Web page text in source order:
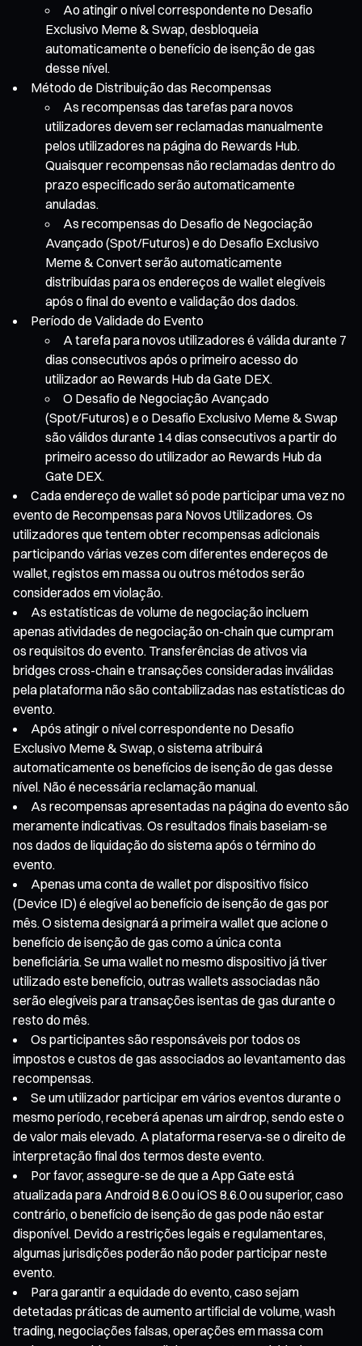
Ao atingir o nível correspondente no Desafio
Exclusivo Meme & Swap, desbloqueia
automaticamente o benefício de isenção de gas
desse nível.
Método de Distribuição das Recompensas
As recompensas das tarefas para novos
utilizadores devem ser reclamadas manualmente
pelos utilizadores na página do Rewards Hub.
Quaisquer recompensas não reclamadas dentro do
prazo especificado serão automaticamente
anuladas.
As recompensas do Desafio de Negociação
Avançado (Spot/Futuros) e do Desafio Exclusivo
Meme & Convert serão automaticamente
distribuídas para os endereços de wallet elegíveis
após o final do evento e validação dos dados.
Período de Validade do Evento
A tarefa para novos utilizadores é válida durante 7
dias consecutivos após o primeiro acesso do
utilizador ao Rewards Hub da Gate DEX.
O Desafio de Negociação Avançado
(Spot/Futuros) e o Desafio Exclusivo Meme & Swap
são válidos durante 14 dias consecutivos a partir do
primeiro acesso do utilizador ao Rewards Hub da
Gate DEX.
Cada endereço de wallet só pode participar uma vez no
evento de Recompensas para Novos Utilizadores. Os
utilizadores que tentem obter recompensas adicionais
participando várias vezes com diferentes endereços de
wallet, registos em massa ou outros métodos serão
considerados em violação.
As estatísticas de volume de negociação incluem
apenas atividades de negociação on-chain que cumpram
os requisitos do evento. Transferências de ativos via
bridges cross-chain e transações consideradas inválidas
pela plataforma não são contabilizadas nas estatísticas do
evento.
Após atingir o nível correspondente no Desafio
Exclusivo Meme & Swap, o sistema atribuirá
automaticamente os benefícios de isenção de gas desse
nível. Não é necessária reclamação manual.
As recompensas apresentadas na página do evento são
meramente indicativas. Os resultados finais baseiam-se
nos dados de liquidação do sistema após o término do
evento.
Apenas uma conta de wallet por dispositivo físico
(Device ID) é elegível ao benefício de isenção de gas por
mês. O sistema designará a primeira wallet que acione o
benefício de isenção de gas como a única conta
beneficiária. Se uma wallet no mesmo dispositivo já tiver
utilizado este benefício, outras wallets associadas não
serão elegíveis para transações isentas de gas durante o
resto do mês.
Os participantes são responsáveis por todos os
impostos e custos de gas associados ao levantamento das
recompensas.
Se um utilizador participar em vários eventos durante o
mesmo período, receberá apenas um airdrop, sendo este o
de valor mais elevado. A plataforma reserva-se o direito de
interpretação final dos termos deste evento.
Por favor, assegure-se de que a App Gate está
atualizada para Android 8.6.0 ou iOS 8.6.0 ou superior, caso
contrário, o benefício de isenção de gas pode não estar
disponível. Devido a restrições legais e regulamentares,
algumas jurisdições poderão não poder participar neste
evento.
Para garantir a equidade do evento, caso sejam
detetadas práticas de aumento artificial de volume, wash
trading, negociações falsas, operações em massa com